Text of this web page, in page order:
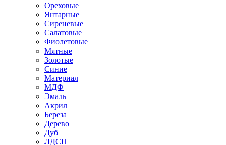
Ореховые
Янтарные
Сиреневые
Салатовые
Фиолетовые
Мятные
Золотые
Синие
Материал
МДФ
Эмаль
Акрил
Береза
Дерево
Дуб
ЛДСП